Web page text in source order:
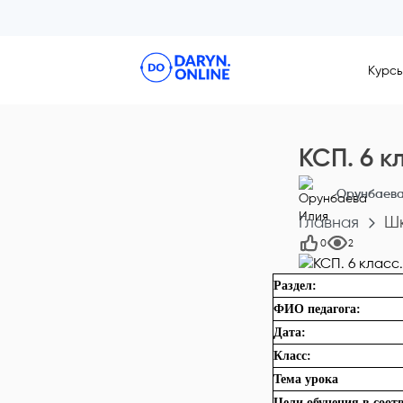
КСП. 6
Главная
0 2
Раздел:
ФИО педагога:
Дата:
Класс:
Тема урока